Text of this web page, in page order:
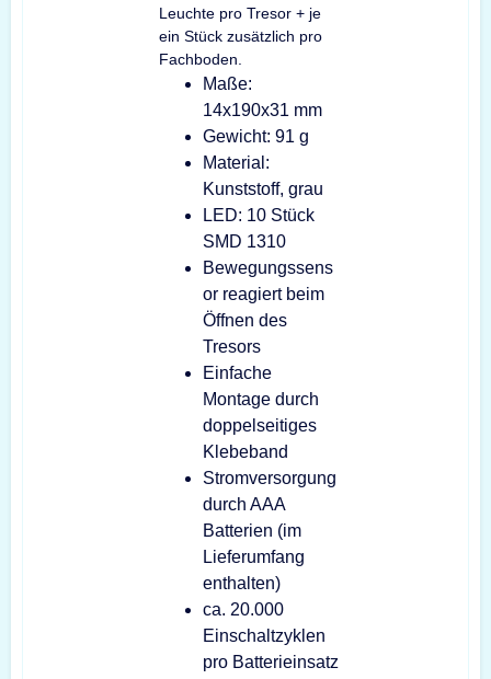
Leuchte pro Tresor + je
ein Stück zusätzlich pro
Fachboden.
Maße:
14x190x31 mm
Gewicht: 91 g
Material:
Kunststoff, grau
LED: 10 Stück
SMD 1310
Bewegungssens
or reagiert beim
Öffnen des
Tresors
Einfache
Montage durch
doppelseitiges
Klebeband
Stromversorgung
durch AAA
Batterien (im
Lieferumfang
enthalten)
ca. 20.000
Einschaltzyklen
pro Batterieinsatz